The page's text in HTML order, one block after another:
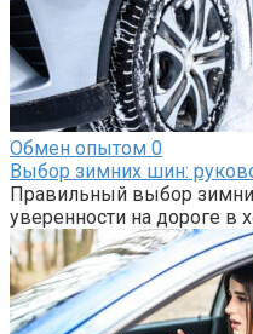
Обмен опытом 0
Выбор зимних шин:
Правильный выбор
уверенности на дороге в